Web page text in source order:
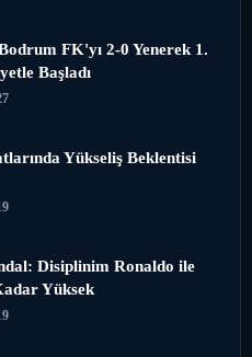
FK'yı 2-0 Yenerek 1.
Başladı
Yükseliş Beklentisi
Disiplinim Ronaldo ile
Yüksek